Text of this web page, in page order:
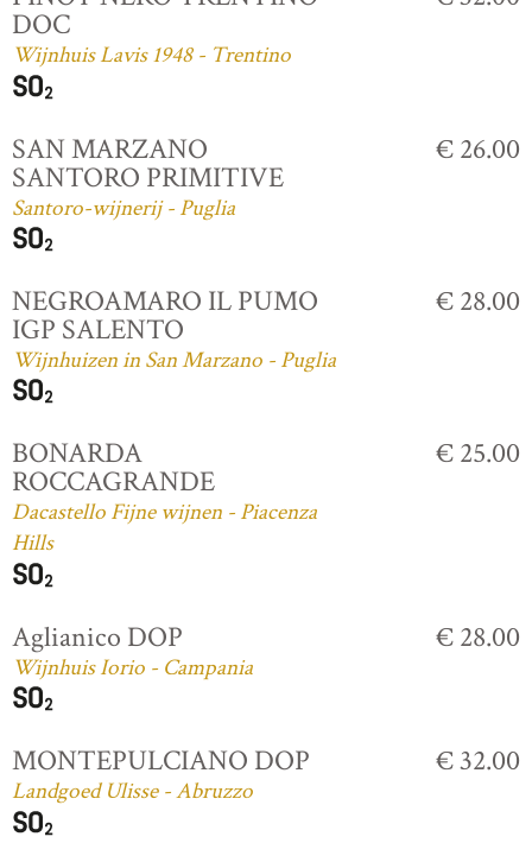
DOC
Wijnhuis Lavis 1948 - Trentino
SAN MARZANO
SANTORO PRIMITIVE
Santoro-wijnerij - Puglia
€ 26.00
NEGROAMARO IL PUMO
IGP SALENTO
Wijnhuizen in San Marzano - Puglia
€ 28.00
BONARDA
ROCCAGRANDE
Dacastello Fijne wijnen - Piacenza
Hills
€ 25.00
Aglianico DOP
Wijnhuis Iorio - Campania
€ 28.00
MONTEPULCIANO DOP
Landgoed Ulisse - Abruzzo
€ 32.00